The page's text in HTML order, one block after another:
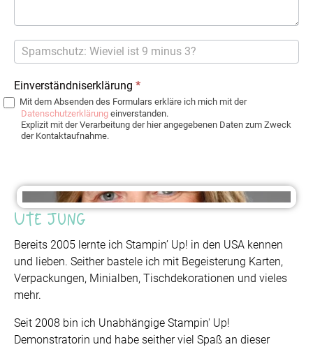
Einverständniserklärung *
Mit dem Absenden des Formulars erkläre ich mich mit der
Datenschutzerklärung einverstanden.
Explizit mit der Verarbeitung der hier angegebenen Daten zum Zweck
der Kontaktaufnahme.
Ute Jung
Bereits 2005 lernte ich Stampin’ Up! in den USA kennen
und lieben. Seither bastele ich mit Begeisterung Karten,
Verpackungen, Minialben, Tischdekorationen und vieles
mehr.
Seit 2008 bin ich Unabhängige Stampin' Up!
Demonstratorin und habe seither viel Spaß an dieser